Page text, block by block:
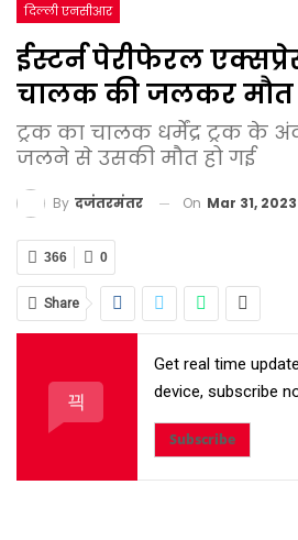
दिल्ली एनसीआर
ईस्टर्न पेरीफेरल
चालक की जलकर मौत
ट्रक का चालक धर्मेंद्र ट्रक के
जलने से उसकी मौत हो गई
By दजंतरमंतर On Mar 31, 2023
0
366
Share
Get real time
device, subscribe
Subscribe